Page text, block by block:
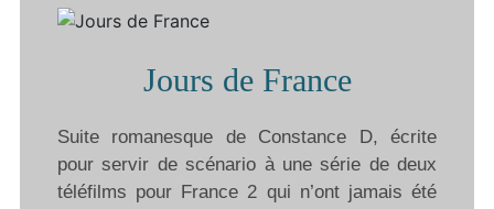
Jours de France
Suite romanesque de Constance D, écrite
pour servir de scénario à une série de deux
téléfilms pour France 2 qui n’ont jamais été